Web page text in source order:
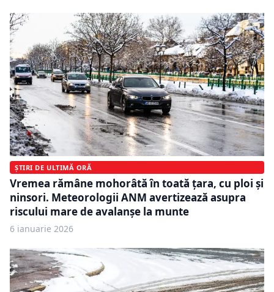
ȘTIRI DE ULTIMĂ ORĂ
Vremea rămâne mohorâtă în toată țara, cu ploi și
ninsori. Meteorologii ANM avertizează asupra
riscului mare de avalanșe la munte
6 ianuarie 2026